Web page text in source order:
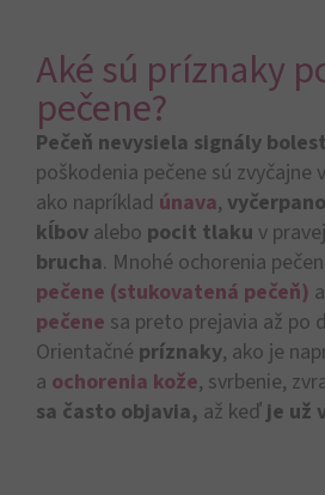
Aké sú príznaky
pečene?
Pečeň nevysiela signály
poškodenia pečene sú zvyčajne
ako napríklad únava,
kĺbov alebo pocit tlaku v pravej
brucha. Mnohé ochorenia
pečene (stukovatená pečeň)
pečene sa preto prejavia až po
Orientačné príznaky, ako je
a ochorenia kože, svrbenie,
sa často objavia, až keďje už